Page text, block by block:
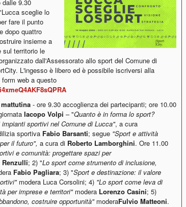
dalle 9.30
sceglie lo
fare il punto
dopo quattro
insieme a
sul territorio le
dall'Assessorato allo sport del Comune di
L'ingesso è libero ed è possibile iscriversi alla
web a questo
- ore 9.30 accoglienza dei partecipanti; ore 10.00
Iacopo Volpi – "Quanto è in forma lo sport?
sportivi nel Comune di Lucca", a cura
sportiva Fabio Barsanti; segue "Sport e attività
il futuro", a cura di Roberto Lamborghini. Ore 11.00
e comunità: progettare spazi per
Renzulli; 2) "Lo sport come strumento di inclusione,
Fabio Pagliara; 3) "Sport e destinazione: il valore
modera Luca Corsolini; 4) "Lo sport come leva di
per imprese e territori" modera Lorenzo Casini; 5)
costruire opportunità" moderaFulvio Matteoni.